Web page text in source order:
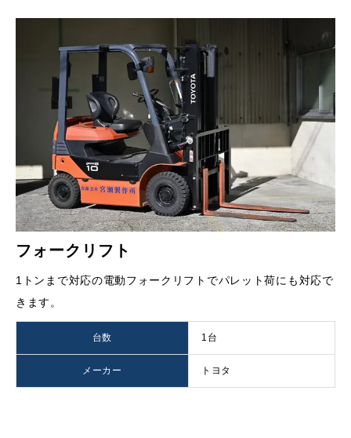
フォークリフト
1トンまで対応の電動フォークリフトでパレット荷にも対応で
きます。
台数 1台
メーカー トヨタ